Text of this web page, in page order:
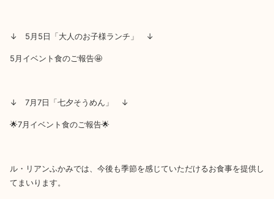
↓ 5月5日「大人のお子様ランチ」 ↓
5月イベント食のご報告🤩
↓ 7月7日「七夕そうめん」 ↓
🌟7月イベント食のご報告🌟
ル・リアンふかみでは、今後も季節を感じていただけるお食事を提供し
てまいります。